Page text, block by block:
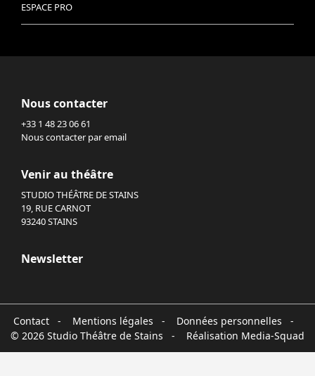
ESPACE PRO
Nous contacter
+33 1 48 23 06 61
Nous contacter par email
Venir au théâtre
STUDIO THÉÂTRE DE STAINS
19, RUE CARNOT
93240 STAINS
Newsletter
Contact- Mentions légales - Données personnelles -
© 2026 Studio Théâtre de Stains - Réalisation Media-Squad